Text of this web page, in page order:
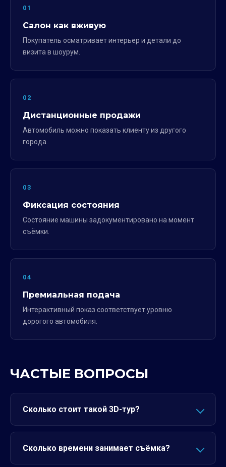
01
Салон как вживую
Покупатель осматривает интерьер и детали до
визита в шоурум.
02
Дистанционные продажи
Автомобиль можно показать клиенту из другого
города.
03
Фиксация состояния
Состояние машины задокументировано на момент
съёмки.
04
Премиальная подача
Интерактивный показ соответствует уровню
дорогого автомобиля.
ЧАСТЫЕ ВОПРОСЫ
Сколько стоит такой 3D-тур?
Сколько времени занимает съёмка?